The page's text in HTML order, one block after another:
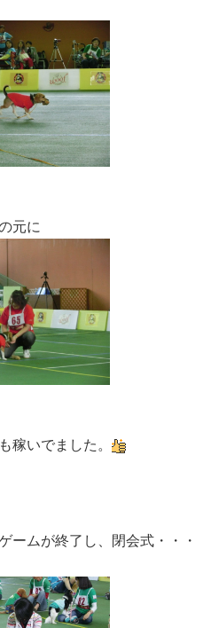
元に
稼いでました。
ームが終了し、閉会式・・・